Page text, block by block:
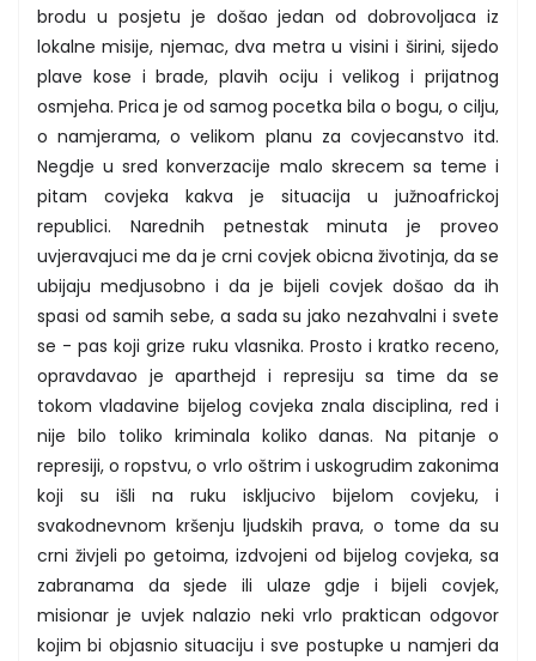
brodu u posjetu je došao jedan od dobrovoljaca iz
lokalne misije, njemac, dva metra u visini i širini, sijedo
plave kose i brade, plavih ociju i velikog i prijatnog
osmjeha. Prica je od samog pocetka bila o bogu, o cilju,
o namjerama, o velikom planu za covjecanstvo itd.
Negdje u sred konverzacije malo skrecem sa teme i
pitam covjeka kakva je situacija u južnoafrickoj
republici. Narednih petnestak minuta je proveo
uvjeravajuci me da je crni covjek obicna životinja, da se
ubijaju medjusobno i da je bijeli covjek došao da ih
spasi od samih sebe, a sada su jako nezahvalni i svete
se - pas koji grize ruku vlasnika. Prosto i kratko receno,
opravdavao je aparthejd i represiju sa time da se
tokom vladavine bijelog covjeka znala disciplina, red i
nije bilo toliko kriminala koliko danas. Na pitanje o
represiji, o ropstvu, o vrlo oštrim i uskogrudim zakonima
koji su išli na ruku iskljucivo bijelom covjeku, i
svakodnevnom kršenju ljudskih prava, o tome da su
crni živjeli po getoima, izdvojeni od bijelog covjeka, sa
zabranama da sjede ili ulaze gdje i bijeli covjek,
misionar je uvjek nalazio neki vrlo praktican odgovor
kojim bi objasnio situaciju i sve postupke u namjeri da